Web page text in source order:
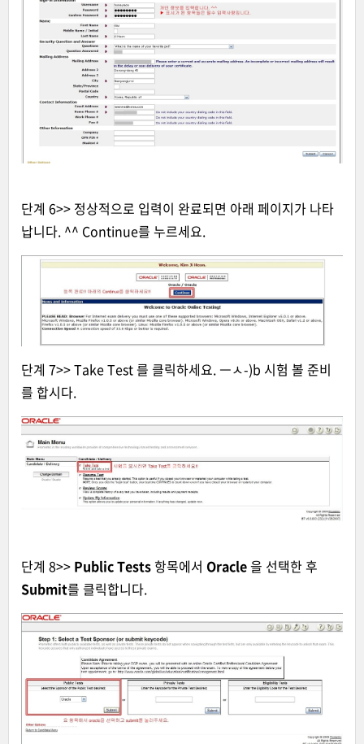
단계 6>> 정상적으로 입력이 완료되면 아래 페이지가 나타
납니다. ^^ Continue를 누르세요.
단계 7>> Take Test 를 클릭하세요. ㅡㅅ-)b 시험 볼 준비
를 합시다.
단계 8>> Public Tests 항목에서 Oracle을 선택한 후
Submit를 클릭합니다.